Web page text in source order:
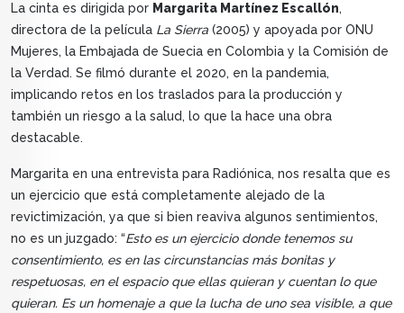
La cinta es dirigida por Margarita Martínez Escallón,
directora de la película La Sierra (2005) y apoyada por ONU
Mujeres, la Embajada de Suecia en Colombia y la Comisión de
la Verdad. Se filmó durante el 2020, en la pandemia,
implicando retos en los traslados para la producción y
también un riesgo a la salud, lo que la hace una obra
destacable.
Margarita en una entrevista para Radiónica, nos resalta que es
un ejercicio que está completamente alejado de la
revictimización, ya que si bien reaviva algunos sentimientos,
no es un juzgado: “Esto es un ejercicio donde tenemos su
consentimiento, es en las circunstancias más bonitas y
respetuosas, en el espacio que ellas quieran y cuentan lo que
quieran. Es un homenaje a que la lucha de uno sea visible, a que